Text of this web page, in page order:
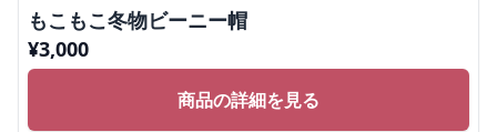
もこもこ冬物ビーニー帽
¥3,000
商品の詳細を見る